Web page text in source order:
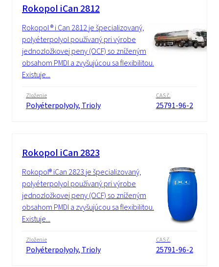
Rokopol iCan 2812
Rokopol ® i Can 2812 je špecializovaný,
polyéterpolyol používaný pri výrobe
jednozložkovej peny (OCF) so zníženým
obsahom PMDI a zvyšujúcou sa flexibilitou.
Existuje...
Zloženie
Polyéterpolyoly, Trioly
CAS č.
25791-96-2
Rokopol iCan 2823
Rokopol® iCan 2823 je špecializovaný,
polyéterpolyol používaný pri výrobe
jednozložkovej peny (OCF) so zníženým
obsahom PMDI a zvyšujúcou sa flexibilitou.
Existuje...
Zloženie
Polyéterpolyoly, Trioly
CAS č.
25791-96-2